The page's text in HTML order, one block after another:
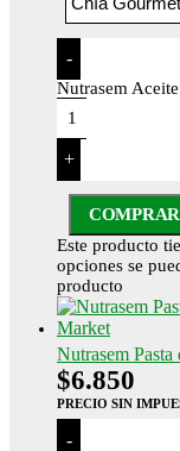
-
Nutrasem
+
COMPRAR
Este producto
opciones se
producto
Nutrasem
$6.850
PRECIO SIN
-